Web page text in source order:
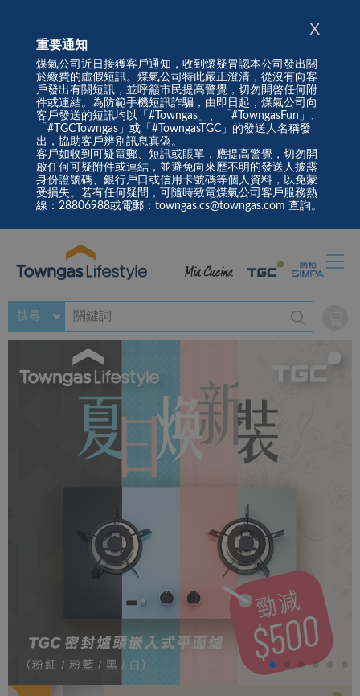
重要通知
煤氣公司近日接獲客戶通知，收到懷疑冒認本公司發出關
於繳費的虛假短訊。煤氣公司特此嚴正澄清，從沒有向客
戶發出有關短訊，並呼籲市民提高警覺，切勿開啓任何附
件或連結。為防範手機短訊詐騙，由即日起，煤氣公司向
客戶發送的短訊均以「#Towngas」、「#TowngasFun」、
「#TGCTowngas」或「#TowngasTGC」的發送人名稱發
出，協助客戶辨別訊息真偽。
客戶如收到可疑電郵、短訊或賬單，應提高警覺，切勿開
啟任何可疑附件或連結，並避免向來歷不明的發送人披露
身份證號碼、銀行戶口或信用卡號碼等個人資料，以免蒙
受損失。若有任何疑問，可隨時致電煤氣公司客戶服務熱
線：28806988或電郵：towngas.cs@towngas.com 查詢。
X
搜尋